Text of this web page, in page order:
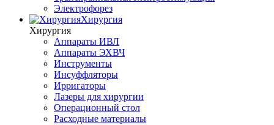
Электрофорез
Хирургия
Хирургия
Аппараты ИВЛ
Аппараты ЭХВЧ
Инструменты
Инсуффляторы
Ирригаторы
Лазеры для хирургии
Операционный стол
Расходные материалы